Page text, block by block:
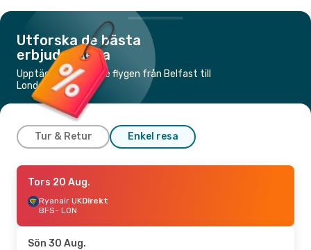
Utforska de bästa
erbjudandena
Upptäck de billigaste flygen från Belfast till
London
Tur & Retur Enkel resa
Fre 4 Sep.- Mån 7 Sep.
Ryanair UKDirekt
BFS- LON
LON- BFS
Tors 20 Aug.
Ryanair UKDirekt
BFS- LON
Sön 30 Aug.